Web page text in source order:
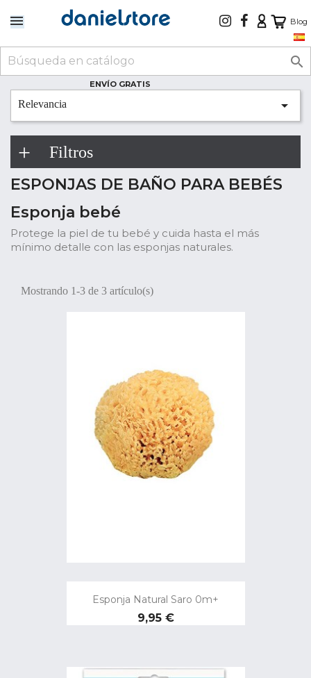
Blog

ENVÍO GRATIS
Relevancia 
Filtros
ESPONJAS DE BAÑO PARA BEBÉS
Esponja bebé
Protege la piel de tu bebé y cuida hasta el más
mínimo detalle con las esponjas naturales.
Mostrando 1-3 de 3 artículo(s)
Esponja Natural Saro 0m+
Precio
9,95 €